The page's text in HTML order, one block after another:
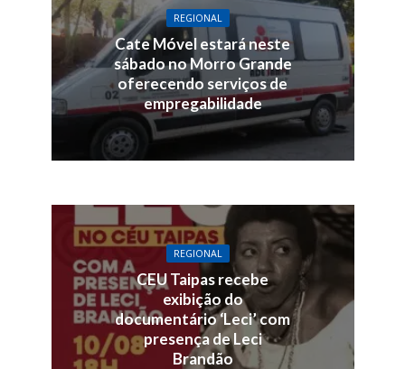
REGIONAL
Cate Móvel estará neste
sábado no Morro Grande
oferecendo serviços de
empregabilidade
REGIONAL
CEU Taipas recebe
exibição do
documentário ‘Leci’ com
presença de Leci
Brandão